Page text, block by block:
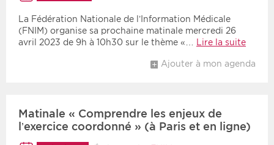
La Fédération Nationale de l’Information Médicale
(FNIM) organise sa prochaine matinale mercredi 26
avril 2023 de 9h à 10h30 sur le thème «… Lire la suite
Ajouter à mon agenda
Matinale « Comprendre les enjeux de
l’exercice coordonné » (à Paris et en ligne)